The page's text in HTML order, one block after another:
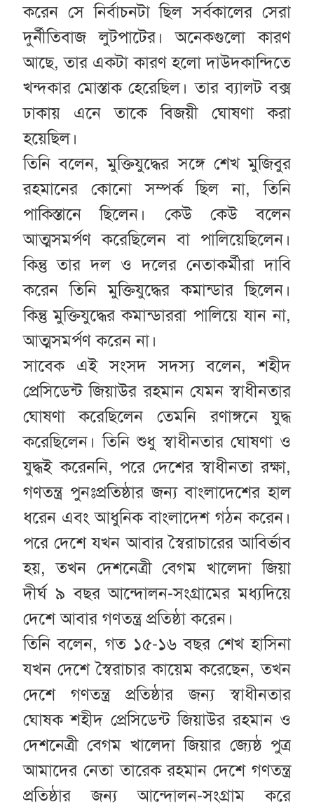
করেন সে নির্বাচনটা ছিল সর্বকালের সেরা
দুর্নীতিবাজ লুটপাটের। অনেকগুলো কারণ
আছে, তার একটা কারণ হলো দাউদকান্দিতে
খন্দকার মোস্তাক হেরেছিল। তার ব্যালট বক্স
ঢাকায় এনে তাকে বিজয়ী ঘোষণা করা
হয়েছিল।
তিনি বলেন, মুক্তিযুদ্ধের সঙ্গে শেখ মুজিবুর
রহমানের কোনো সম্পর্ক ছিল না, তিনি
পাকিস্তানে ছিলেন। কেউ কেউ বলেন
আত্মসমর্পণ করেছিলেন বা পালিয়েছিলেন।
কিন্তু তার দল ও দলের নেতাকর্মীরা দাবি
করেন তিনি মুক্তিযুদ্ধের কমান্ডার ছিলেন।
কিন্তু মুক্তিযুদ্ধের কমান্ডাররা পালিয়ে যান না,
আত্মসমর্পণ করেন না।
সাবেক এই সংসদ সদস্য বলেন, শহীদ
প্রেসিডেন্ট জিয়াউর রহমান যেমন স্বাধীনতার
ঘোষণা করেছিলেন তেমনি রণাঙ্গনে যুদ্ধ
করেছিলেন। তিনি শুধু স্বাধীনতার ঘোষণা ও
যুদ্ধই করেননি, পরে দেশের স্বাধীনতা রক্ষা,
গণতন্ত্র পুনঃপ্রতিষ্ঠার জন্য বাংলাদেশের হাল
ধরেন এবং আধুনিক বাংলাদেশ গঠন করেন।
পরে দেশে যখন আবার স্বৈরাচারের আবির্ভাব
হয়, তখন দেশনেত্রী বেগম খালেদা জিয়া
দীর্ঘ ৯ বছর আন্দোলন-সংগ্রামের মধ্যদিয়ে
দেশে আবার গণতন্ত্র প্রতিষ্ঠা করেন।
তিনি বলেন, গত ১৫-১৬ বছর শেখ হাসিনা
যখন দেশে স্বৈরাচার কায়েম করেছেন, তখন
দেশে গণতন্ত্র প্রতিষ্ঠার জন্য স্বাধীনতার
ঘোষক শহীদ প্রেসিডেন্ট জিয়াউর রহমান ও
দেশনেত্রী বেগম খালেদা জিয়ার জ্যেষ্ঠ পুত্র
আমাদের নেতা তারেক রহমান দেশে গণতন্ত্র
প্রতিষ্ঠার জন্য আন্দোলন-সংগ্রাম করে